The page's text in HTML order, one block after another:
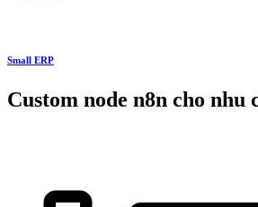
Small ERP
Custom node n8n cho nhu